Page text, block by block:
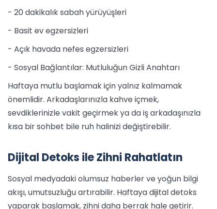
- 20 dakikalık sabah yürüyüşleri
- Basit ev egzersizleri
- Açık havada nefes egzersizleri
- Sosyal Bağlantılar: Mutluluğun Gizli Anahtarı
Haftaya mutlu başlamak için yalnız kalmamak
önemlidir. Arkadaşlarınızla kahve içmek,
sevdiklerinizle vakit geçirmek ya da iş arkadaşınızla
kısa bir sohbet bile ruh halinizi değiştirebilir.
Dijital Detoks ile Zihni Rahatlatın
Sosyal medyadaki olumsuz haberler ve yoğun bilgi
akışı, umutsuzluğu artırabilir. Haftaya dijital detoks
yaparak başlamak, zihni daha berrak hale getirir.